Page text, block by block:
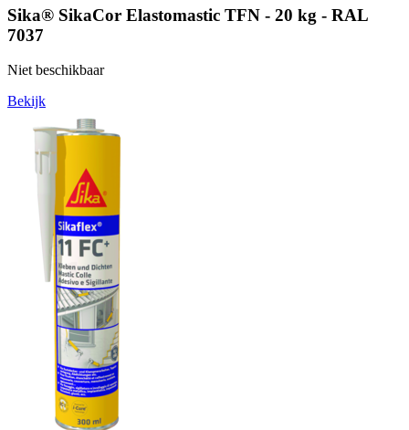
Sika® SikaCor Elastomastic TFN - 20 kg - RAL
7037
Niet beschikbaar
Bekijk